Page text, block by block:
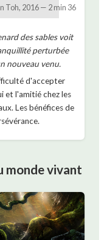
Toh, 2016— 2 min 36
des sables voit
perturbée
nouveau venu.
d'accepter
et l'amitié chez les
Les bénéfices de
monde vivant